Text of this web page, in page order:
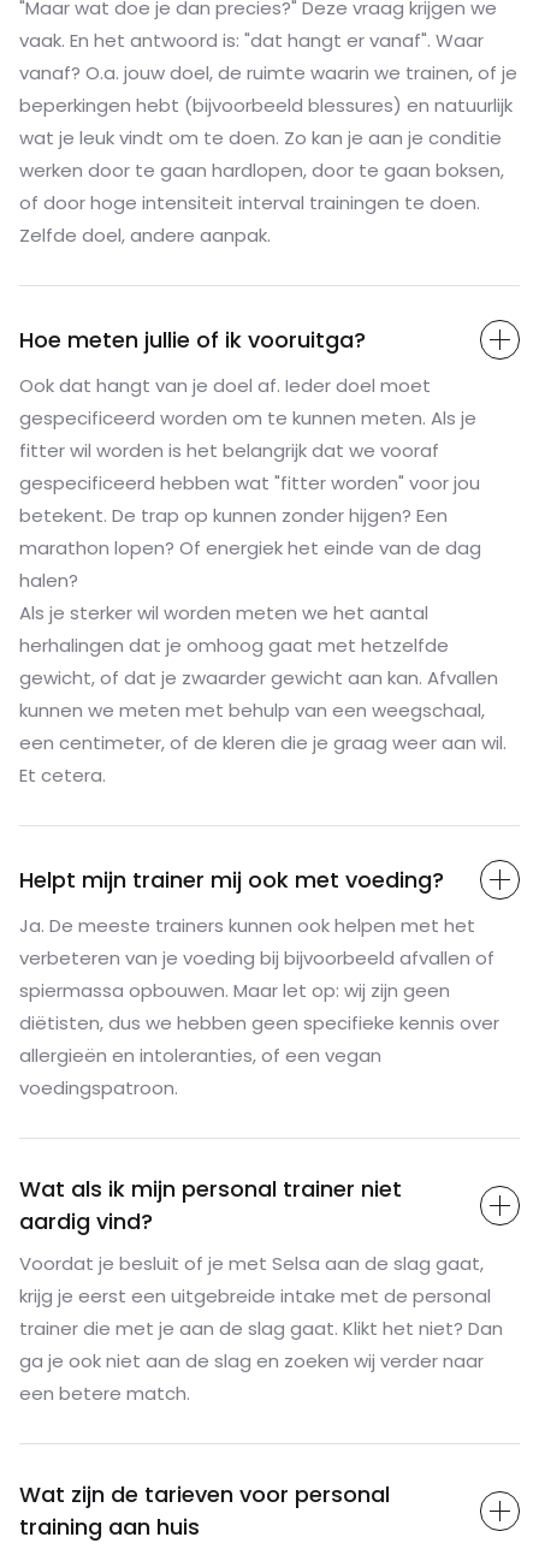
"Maar wat doe je dan precies?" Deze vraag krijgen we
vaak. En het antwoord is: "dat hangt er vanaf". Waar
vanaf? O.a. jouw doel, de ruimte waarin we trainen, of je
beperkingen hebt (bijvoorbeeld blessures) en natuurlijk
wat je leuk vindt om te doen. Zo kan je aan je conditie
werken door te gaan hardlopen, door te gaan boksen,
of door hoge intensiteit interval trainingen te doen.
Zelfde doel, andere aanpak.
Hoe meten jullie of ik vooruitga?
Ook dat hangt van je doel af. Ieder doel moet
gespecificeerd worden om te kunnen meten. Als je
fitter wil worden is het belangrijk dat we vooraf
gespecificeerd hebben wat "fitter worden" voor jou
betekent. De trap op kunnen zonder hijgen? Een
marathon lopen? Of energiek het einde van de dag
halen?
Als je sterker wil worden meten we het aantal
herhalingen dat je omhoog gaat met hetzelfde
gewicht, of dat je zwaarder gewicht aan kan. Afvallen
kunnen we meten met behulp van een weegschaal,
een centimeter, of de kleren die je graag weer aan wil.
Et cetera.
Helpt mijn trainer mij ook met voeding?
Ja. De meeste trainers kunnen ook helpen met het
verbeteren van je voeding bij bijvoorbeeld afvallen of
spiermassa opbouwen. Maar let op: wij zijn geen
diëtisten, dus we hebben geen specifieke kennis over
allergieën en intoleranties, of een vegan
voedingspatroon.
Wat als ik mijn personal trainer niet
aardig vind?
Voordat je besluit of je met Selsa aan de slag gaat,
krijg je eerst een uitgebreide intake met de personal
trainer die met je aan de slag gaat. Klikt het niet? Dan
ga je ook niet aan de slag en zoeken wij verder naar
een betere match.
Wat zijn de tarieven voor personal
training aan huis